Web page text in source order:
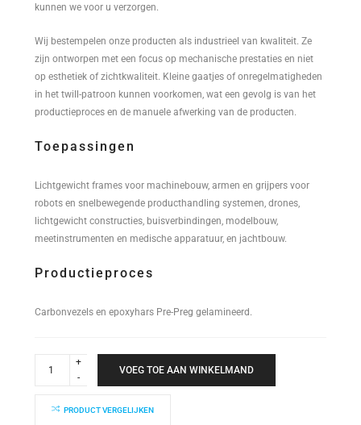
kunnen we voor u verzorgen.
Wij bestempelen onze producten als industrieel van kwaliteit. Ze
zijn ontworpen met een focus op mechanische prestaties en niet
op esthetiek of zichtkwaliteit. Kleine gaatjes of onregelmatigheden
in het twill-patroon kunnen voorkomen, wat een gevolg is van het
productieproces en de manuele afwerking van de producten.
Toepassingen
Lichtgewicht frames voor machinebouw, armen en grijpers voor
robots en snelbewegende producthandling systemen, drones,
lichtgewicht constructies, buisverbindingen, modelbouw,
meetinstrumenten en medische apparatuur, en jachtbouw.
Productieproces
Carbonvezels en epoxyhars Pre-Preg gelamineerd.
Performance
quantity
VOEG TOE AAN WINKELMAND
PRODUCT VERGELIJKEN